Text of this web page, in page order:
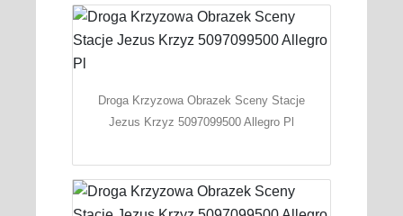
Droga Krzyzowa Obrazek Sceny Stacje
Jezus Krzyz 5097099500 Allegro Pl